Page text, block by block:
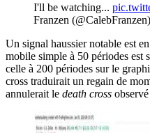
I'll be watching...
Franzen (@CalebFranzen)
Un signal haussier notable est
mobile simple à 50 périodes est
celle à 200 périodes sur le
cross traduirait un regain de
annulerait le death cross